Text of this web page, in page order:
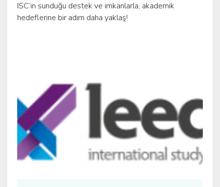
ISC’in sunduğu destek ve imkanlarla, akademik
hedeflerine bir adım daha yaklaş!